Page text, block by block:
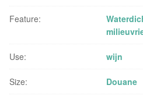
Feature:
Use: wijn
Size: Douane